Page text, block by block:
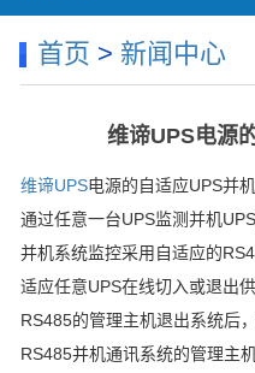
首页 > 新闻中心
维谛UPS电源
维谛UPS电源的自适应UPS并
通过任意一台UPS监测并机
并机系统监控采用自适应的
适应任意UPS在线切入或退出
RS485的管理主机退出系统后
RS485并机通讯系统的管理主